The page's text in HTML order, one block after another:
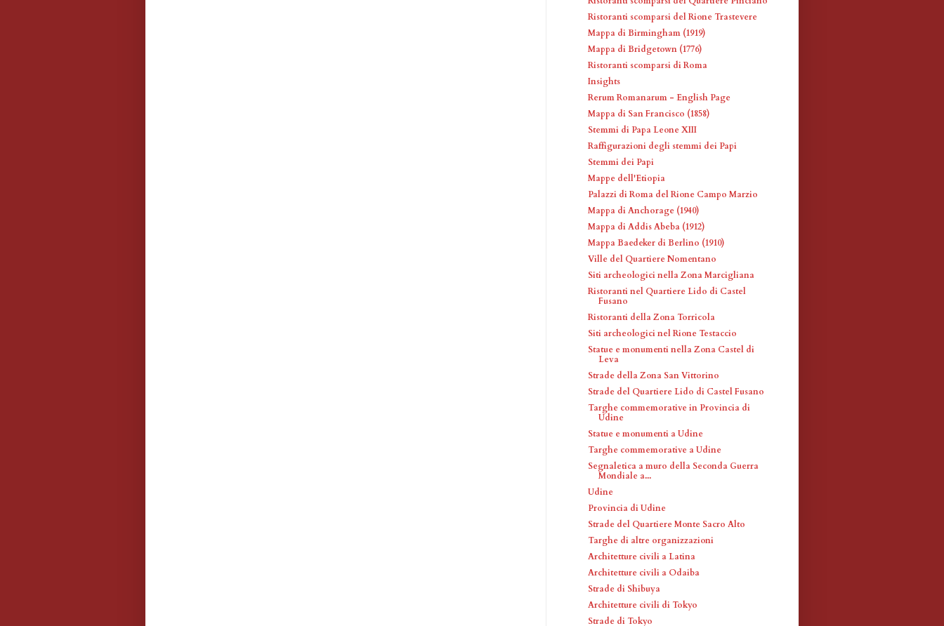
Ristoranti scomparsi del Rione Trastevere
Mappa di Birmingham (1919)
Mappa di Bridgetown (1776)
Ristoranti scomparsi di Roma
Insights
Rerum Romanarum - English Page
Mappa di San Francisco (1858)
Stemmi di Papa Leone XIII
Raffigurazioni degli stemmi dei Papi
Stemmi dei Papi
Mappe dell'Etiopia
Palazzi di Roma del Rione Campo Marzio
Mappa di Anchorage (1940)
Mappa di Addis Abeba (1912)
Mappa Baedeker di Berlino (1910)
Ville del Quartiere Nomentano
Siti archeologici nella Zona Marcigliana
Ristoranti nel Quartiere Lido di Castel
Fusano
Ristoranti della Zona Torricola
Siti archeologici nel Rione Testaccio
Statue e monumenti nella Zona Castel di
Leva
Strade della Zona San Vittorino
Strade del Quartiere Lido di Castel Fusano
Targhe commemorative in Provincia di
Udine
Statue e monumenti a Udine
Targhe commemorative a Udine
Segnaletica a muro della Seconda Guerra
Mondiale a...
Udine
Provincia di Udine
Strade del Quartiere Monte Sacro Alto
Targhe di altre organizzazioni
Architetture civili a Latina
Architetture civili a Odaiba
Strade di Shibuya
Architetture civili di Tokyo
Strade di Tokyo